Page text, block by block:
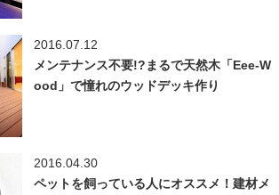
2016.07.12
メンテナンス不要!?まるで天然木「Eee-W
ood」で憧れのウッドデッキ作り
2016.04.30
ペットを飼っている人にオススメ！建材メ